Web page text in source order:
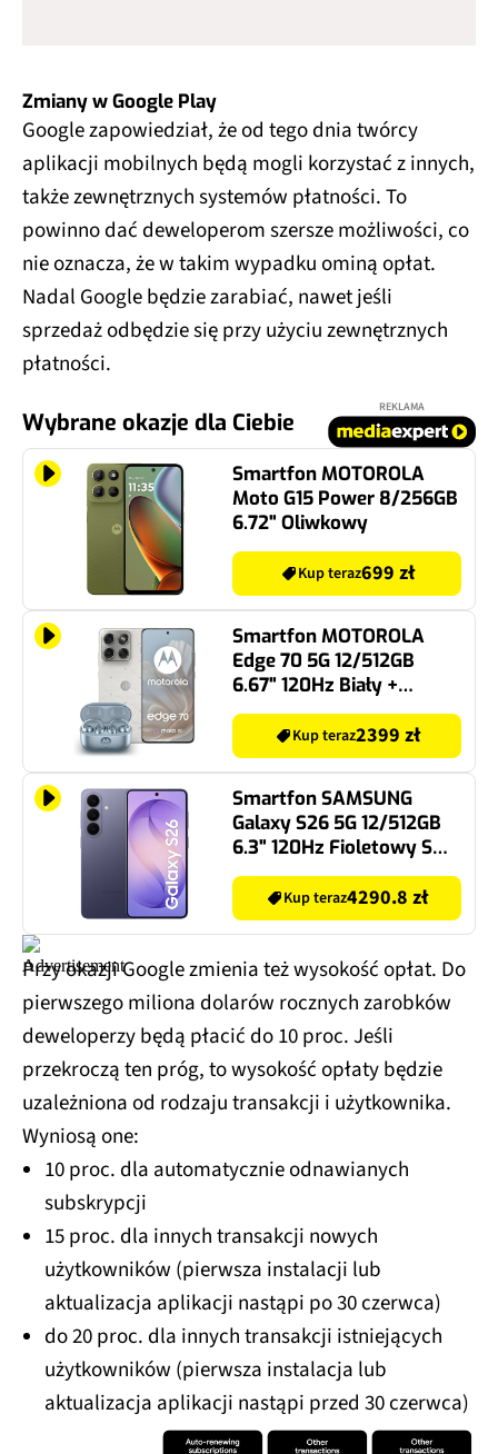
Zmiany w Google Play
Google zapowiedział, że od tego dnia twórcy
aplikacji mobilnych będą mogli korzystać z innych,
także zewnętrznych systemów płatności. To
powinno dać deweloperom szersze możliwości, co
nie oznacza, że w takim wypadku ominą opłat.
Nadal Google będzie zarabiać, nawet jeśli
sprzedaż odbędzie się przy użyciu zewnętrznych
płatności.
Wybrane okazje dla Ciebie
REKLAMA
Smartfon MOTOROLA
Moto G15 Power 8/256GB
6.72" Oliwkowy
Kup teraz699 zł
Smartfon MOTOROLA
Edge 70 5G 12/512GB
6.67" 120Hz Biały +
Słuchawki Moto Buds
Kup teraz2399 zł
Smartfon SAMSUNG
Galaxy S26 5G 12/512GB
6.3" 120Hz Fioletowy SM-
S942
Kup teraz4290.8 zł
Przy okazji Google zmienia też wysokość opłat. Do
pierwszego miliona dolarów rocznych zarobków
deweloperzy będą płacić do 10 proc. Jeśli
przekroczą ten próg, to wysokość opłaty będzie
uzależniona od rodzaju transakcji i użytkownika.
Wyniosą one:
10 proc. dla automatycznie odnawianych
subskrypcji
15 proc. dla innych transakcji nowych
użytkowników (pierwsza instalacji lub
aktualizacja aplikacji nastąpi po 30 czerwca)
do 20 proc. dla innych transakcji istniejących
użytkowników (pierwsza instalacja lub
aktualizacja aplikacji nastąpi przed 30 czerwca)